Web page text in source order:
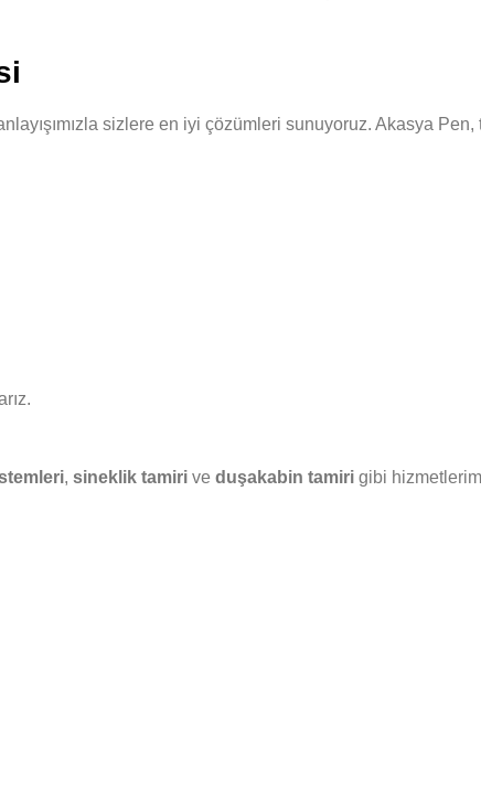
sizlere en iyi çözümleri sunuyoruz. Akasya Pen,
, sineklik tamiri ve duşakabin tamiri gibi